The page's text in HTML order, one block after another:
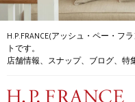
H.P.FRANCE(アッシュ・ペー・フ
トです。
店舗情報、スナップ、ブログ、特